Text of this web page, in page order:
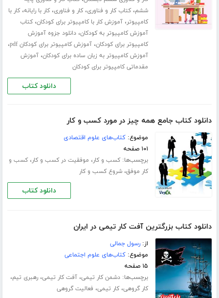
ششم،کتاب کار و فناوری،کار و فناوری،کار با رایانه،کار با
کامپیوتر،آموزش کار با کامپیوتر برای کودکان،کتاب
آموزش کامپیوتر به کودکان،دانلود جزوه آموزش
کامپیوتر برای کودکان،آموزش کامپیوتر برای کودکان pdf ،
آموزش کامپیوتر به زبان ساده برای کودکان،آموزش
مقدماتی کامپیوتر برای کودکان
دانلود کتاب
دانلود کتاب جامع همه چیز در مورد کسب و کار
موضوع:کتاب‌های علوم اقتصادی
۱۰۱ صفحه
برچسب‌ها:کسب و کار، موفقیت در کسب و کار،کسب و
کار موفق،شروع کسب و کار
دانلود کتاب
دانلود کتاب بزرگترین آفت کار تیمی در ایران
از:رسول جمالی
موضوع:کتاب‌های علوم اجتماعی
۱۵ صفحه
برچسب‌ها:دشمن کار تیمی،آفت کار تیمی،رهبری تیم،
کار گروهی،کار تیمی، فعالیت گروهی